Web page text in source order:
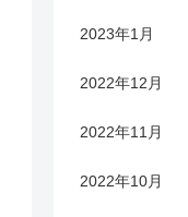
2023年1月
2022年12月
2022年11月
2022年10月